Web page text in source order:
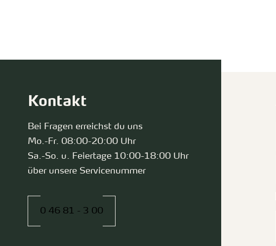
Kontakt
Bei Fragen erreichst du uns
Mo.-Fr. 08:00-20:00 Uhr
Sa.-So. u. Feiertage 10:00-18:00 Uhr
über unsere Servicenummer
0 46 81 - 3 00